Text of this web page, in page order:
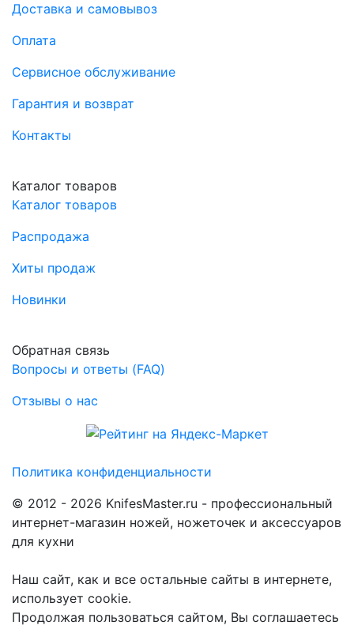
Доставка и самовывоз
Оплата
Сервисное обслуживание
Гарантия и возврат
Контакты
Каталог товаров
Каталог товаров
Распродажа
Хиты продаж
Новинки
Обратная связь
Вопросы и ответы (FAQ)
Отзывы о нас
Политика конфиденциальности
© 2012 - 2026 KnifesMaster.ru - профессиональный
интернет-магазин ножей, ножеточек и аксессуаров
для кухни
Наш сайт, как и все остальные сайты в интернете,
использует cookie.
Продолжая пользоваться сайтом, Вы соглашаетесь